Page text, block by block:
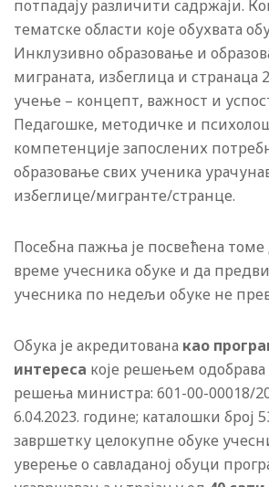
потпадају различити садржаји.
тематске области које обухвата
Инклузивно образовање и
миграната, избеглица и странаца
учење – концепт, важност и
Педагошке, методичке и
компетенције запослених
образовање свих ученика
избеглице/мигранте/странце.
Посебна пажња је посвећена томе
време учесника обуке и да
учесника по недељи обуке не
Обука је акредитована као
интереса које решењем
решења министра: 601-00-00018/
6.04.2023. године; каталошки број
завршетку целокупне обуке
уверење о савладаној обуци